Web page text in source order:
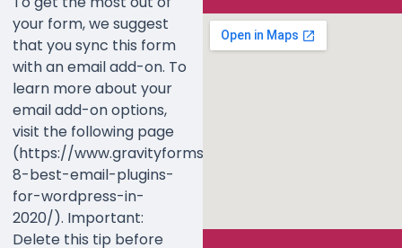
your form, we suggest
that you sync this form
with an email add-on. To
learn more about your
email add-on options,
visit the following page
(https://www.gravityforms.com/the-
8-best-email-plugins-
for-wordpress-in-
2020/). Important:
Delete this tip before